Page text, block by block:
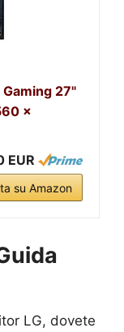
27"
x
EUR
su Amazon
LG, dovete